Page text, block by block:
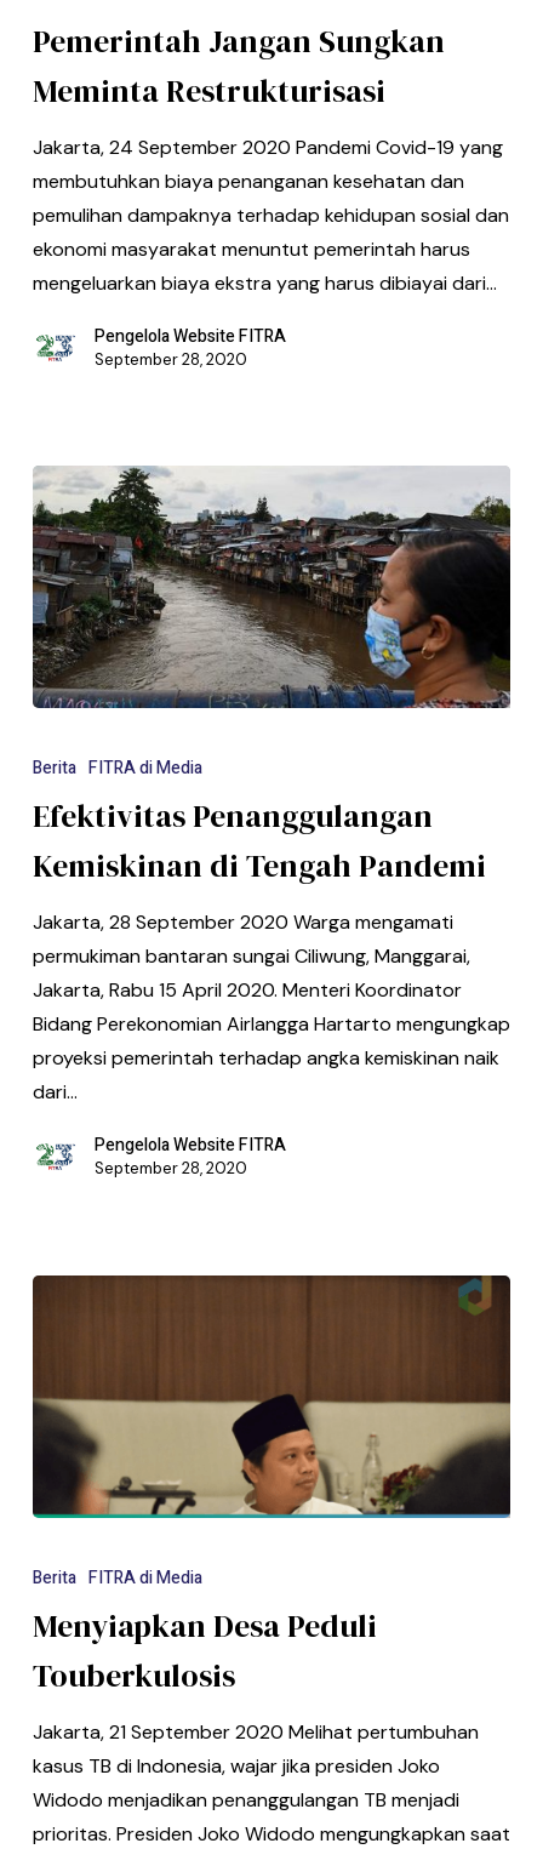
Pemerintah Jangan Sungkan
Meminta Restrukturisasi
Jakarta, 24 September 2020 Pandemi Covid-19 yang
mem­butuhkan biaya penanganan kesehatan dan
pemulihan dampaknya terhadap kehidupan sosial dan
ekonomi masyarakat menuntut pe­merintah harus
mengeluarkan biaya ekstra yang harus dibiayai dari…
Pengelola Website FITRA
September 28, 2020
Berita FITRA di Media
Efektivitas Penanggulangan
Kemiskinan di Tengah Pandemi
Jakarta, 28 September 2020 Warga mengamati
permukiman bantaran sungai Ciliwung, Manggarai,
Jakarta, Rabu 15 April 2020. Menteri Koordinator
Bidang Perekonomian Airlangga Hartarto mengungkap
proyeksi pemerintah terhadap angka kemiskinan naik
dari…
Pengelola Website FITRA
September 28, 2020
Berita FITRA di Media
Menyiapkan Desa Peduli
Touberkulosis
Jakarta, 21 September 2020 Melihat pertumbuhan
kasus TB di Indonesia, wajar jika presiden Joko
Widodo menjadikan penanggulangan TB menjadi
prioritas. Presiden Joko Widodo mengungkapkan saat